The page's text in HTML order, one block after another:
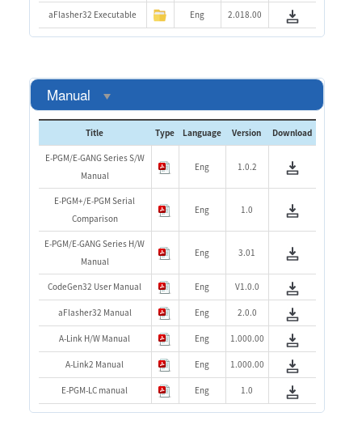
aFlasher32 Executable Eng 2.018.00
Manual
Title Type Language Version Download
E-PGM/E-GANG Series S/W
Manual
Eng 1.0.2
E-PGM+/E-PGM Serial
Comparison
Eng 1.0
E-PGM/E-GANG Series H/W
Manual
Eng 3.01
CodeGen32 User Manual Eng V1.0.0
aFlasher32 Manual Eng 2.0.0
A-Link H/W Manual Eng 1.000.00
A-Link2 Manual Eng 1.000.00
E-PGM-LC manual Eng 1.0